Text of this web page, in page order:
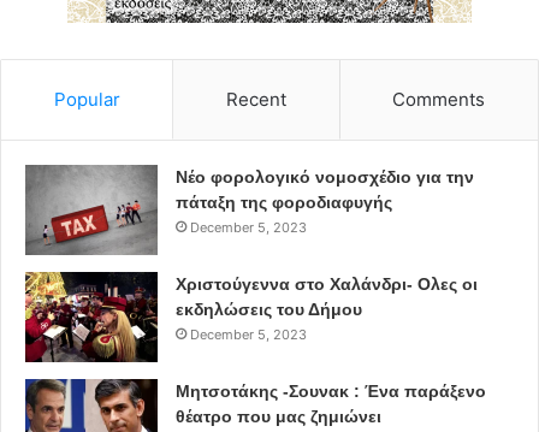
Popular Recent Comments
Νέο φορολογικό νομοσχέδιο για την
πάταξη της φοροδιαφυγής
December 5, 2023
Χριστούγεννα στο Χαλάνδρι- Ολες οι
εκδηλώσεις του Δήμου
December 5, 2023
Μητσοτάκης -Σουνακ : Ένα παράξενο
θέατρο που μας ζημιώνει